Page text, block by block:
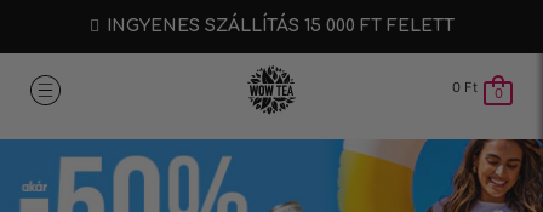
INGYENES SZÁLLÍTÁS 15 000 FT FELETT
0 Ft 0